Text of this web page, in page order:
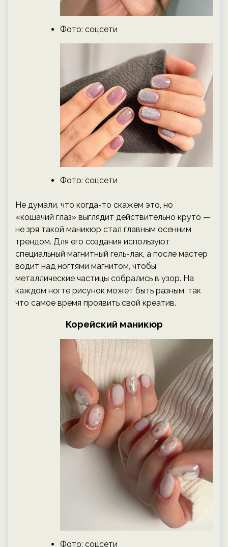
Фото: соцсети
Фото: соцсети
Не думали, что когда-то скажем это, но
«кошачий глаз» выглядит действительно круто —
не зря такой маникюр стал главным осенним
трендом. Для его создания используют
специальный магнитный гель-лак, а после мастер
водит над ногтями магнитом, чтобы
металлические частицы собрались в узор. На
каждом ногте рисунок может быть разным, так
что самое время проявить свой креатив.
Корейский маникюр
Фото: соцсети